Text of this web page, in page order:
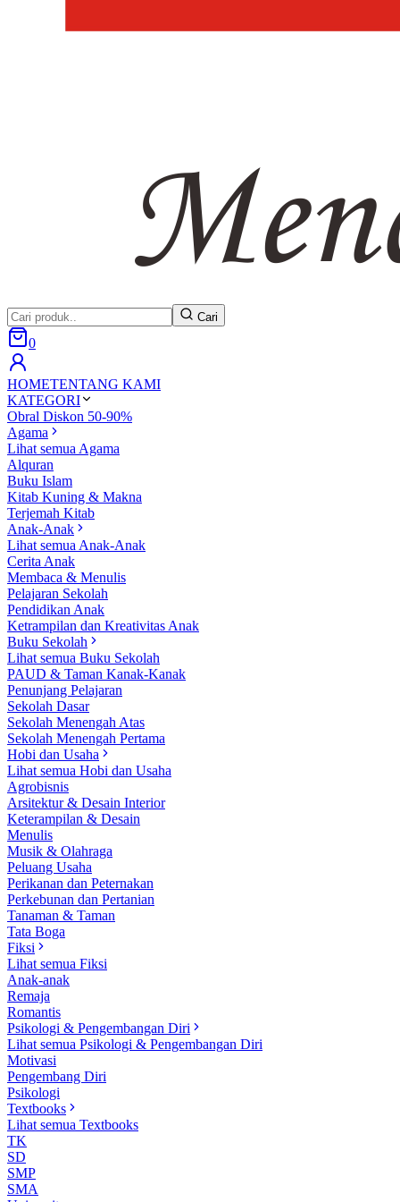
Cari
0
HOMETENTANG KAMI
KATEGORI
Obral Diskon 50-90%
Agama
Lihat semua Agama
Alquran
Buku Islam
Kitab Kuning & Makna
Terjemah Kitab
Anak-Anak
Lihat semua Anak-Anak
Cerita Anak
Membaca & Menulis
Pelajaran Sekolah
Pendidikan Anak
Ketrampilan dan Kreativitas Anak
Buku Sekolah
Lihat semua Buku Sekolah
PAUD & Taman Kanak-Kanak
Penunjang Pelajaran
Sekolah Dasar
Sekolah Menengah Atas
Sekolah Menengah Pertama
Hobi dan Usaha
Lihat semua Hobi dan Usaha
Agrobisnis
Arsitektur & Desain Interior
Keterampilan & Desain
Menulis
Musik & Olahraga
Peluang Usaha
Perikanan dan Peternakan
Perkebunan dan Pertanian
Tanaman & Taman
Tata Boga
Fiksi
Lihat semua Fiksi
Anak-anak
Remaja
Romantis
Psikologi & Pengembangan Diri
Lihat semua Psikologi & Pengembangan Diri
Motivasi
Pengembang Diri
Psikologi
Textbooks
Lihat semua Textbooks
TK
SD
SMP
SMA